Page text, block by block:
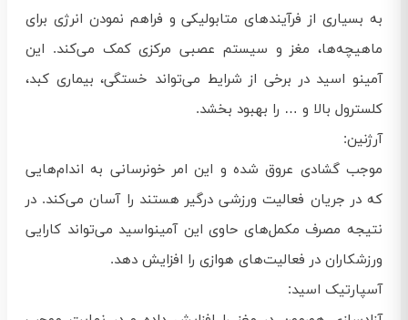
به بسیاری از فرآیندهای متابولیکی و فراهم نمودن انرژی برای
ماهیچه‌ها، مغز و سیستم عصبی مرکزی کمک می‌کند. این
آمینو اسید در برخی از شرایط می‌تواند خستگی، بیماری کبد،
کلسترول بالا و … را بهبود بخشد.
آرژنین:
موجب گشادی عروق شده و این امر خونرسانی به اندام‌هایی
که در جریان فعالیت ورزشی درگیر هستند را آسان می‌کند. در
نتیجه مصرف مکمل‌های حاوی این آمینواسید می‌تواند کارایی
ورزشکاران در فعالیت‌های هوازی را افزایش دهد.
آسپارتیک اسید: